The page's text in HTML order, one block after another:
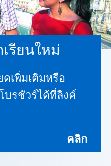
รียนใหม่
ดเพิ่มเติมหรือ
บรชัวร์ได้ที่ลิงค์
คลิก